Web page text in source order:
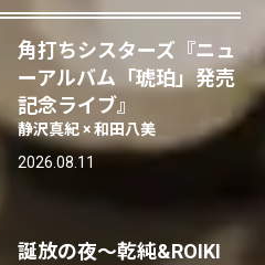
角打ちシスターズ『ニュ
ーアルバム「琥珀」発売
記念ライブ』
静沢真紀 × 和田八美
2026.08.11
誕放の夜〜乾純&ROIKI